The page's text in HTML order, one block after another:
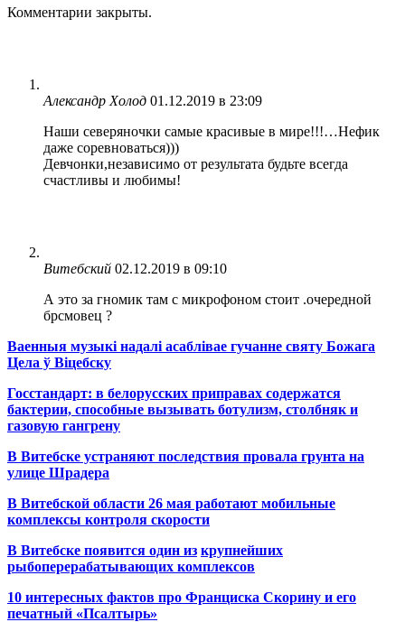
Комментарии закрыты.
Александр Холод 01.12.2019 в 23:09
Наши северяночки самые красивые в мире!!!…Нефик
даже соревноваться)))
Девчонки,независимо от результата будьте всегда
счастливы и любимы!
Витебский 02.12.2019 в 09:10
А это за гномик там с микрофоном стоит .очередной
брсмовец ?
Ваенныя музыкі надалі асаблівае гучанне святу Божага
Цела ў Віцебску
Госстандарт: в белорусских приправах содержатся
бактерии, способные вызывать ботулизм, столбняк и
газовую гангрену
В Витебске устраняют последствия провала грунта на
улице Шрадера
В Витебской области 26 мая работают мобильные
комплексы контроля скорости
В Витебске появится один из крупнейших
рыбоперерабатывающих комплексов
10 интересных фактов про Франциска Скорину и его
печатный «Псалтырь»